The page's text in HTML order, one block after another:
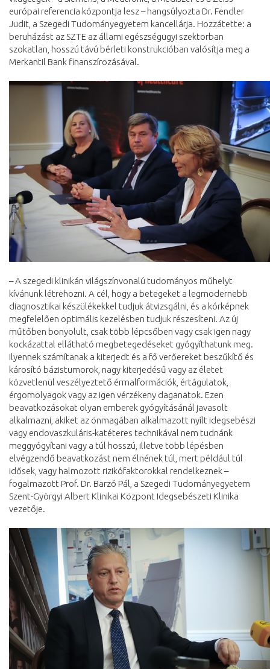
európai referencia központja lesz – hangsúlyozta Dr. Fendler
Judit, a Szegedi Tudományegyetem kancellárja. Hozzátette: a
beruházást az SZTE az állami egészségügyi szektorban
szokatlan, hosszú távú bérleti konstrukcióban valósítja meg a
Merkantil Bank finanszírozásával.
– A szegedi klinikán világszínvonalú tudományos műhelyt
kívánunk létrehozni. A cél, hogy a betegeket a legmodernebb
diagnosztikai készülékekkel tudjuk átvizsgálni, és a kórképnek
megfelelően optimális kezelésben tudjuk részesíteni. Az új
műtőben bonyolult, csak több lépcsőben vagy csak igen nagy
kockázattal ellátható megbetegedéseket gyógyíthatunk meg.
Ilyennek számítanak a kiterjedt és a fő verőereket beszűkítő és
károsító bázistumorok, nagy kiterjedésű vagy az életet
közvetlenül veszélyeztető érmalformációk, értágulatok,
érgomolyagok vagy az igen vérzékeny daganatok. Ezen
beavatkozásokat olyan emberek gyógyításánál javasolt
alkalmazni, akiket az önmagában alkalmazott nyílt idegsebészi
vagy endovaszkuláris-katéteres technikával nem tudnánk
meggyógyítani vagy a túl hosszú, illetve több lépésben
elvégzendő beavatkozást nem élnének túl, mert például túl
idősek, vagy halmozott rizikófaktorokkal rendelkeznek –
fogalmazott Prof. Dr. Barzó Pál, a Szegedi Tudományegyetem
Szent-Györgyi Albert Klinikai Központ Idegsebészeti Klinika
vezetője.